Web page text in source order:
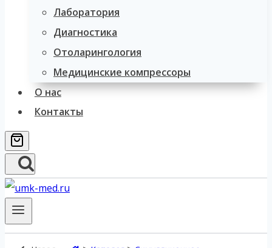
Лаборатория
Диагностика
Отоларингология
Медицинские компрессоры
О нас
Контакты